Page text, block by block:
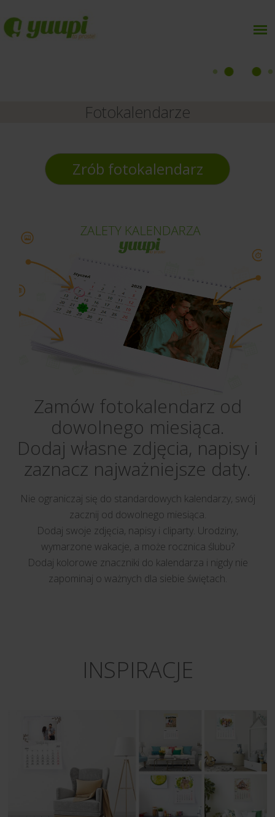
Fotokalendarze
Zrób fotokalendarz
Zamów fotokalendarz od
dowolnego miesiąca.
Dodaj własne zdjęcia, napisy i
zaznacz najważniejsze daty.
Nie ograniczaj się do standardowych kalendarzy, swój
zacznij od dowolnego miesiąca.
Dodaj swoje zdjęcia, napisy i cliparty. Urodziny,
wymarzone wakacje, a może rocznica ślubu?
Dodaj kolorowe znaczniki do kalendarza i nigdy nie
zapominaj o ważnych dla siebie świętach.
INSPIRACJE